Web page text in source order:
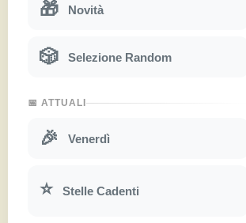
🎁 Novità
🎲 Selezione Random
📅 ATTUALI
🎉 Venerdì
⭐ Stelle Cadenti